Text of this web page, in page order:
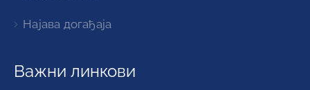
Најава догађаја
Важни линкови